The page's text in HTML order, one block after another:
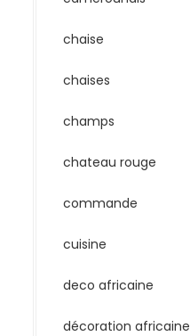
chaise
chaises
champs
chateau rouge
commande
cuisine
deco africaine
décoration africaine